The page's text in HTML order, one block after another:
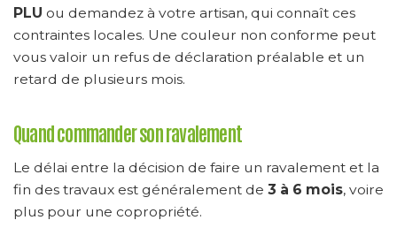
PLU ou demandez à votre artisan, qui connaît ces
contraintes locales. Une couleur non conforme peut
vous valoir un refus de déclaration préalable et un
retard de plusieurs mois.
Quand commander son ravalement
Le délai entre la décision de faire un ravalement et la
fin des travaux est généralement de 3 à 6 mois, voire
plus pour une copropriété.